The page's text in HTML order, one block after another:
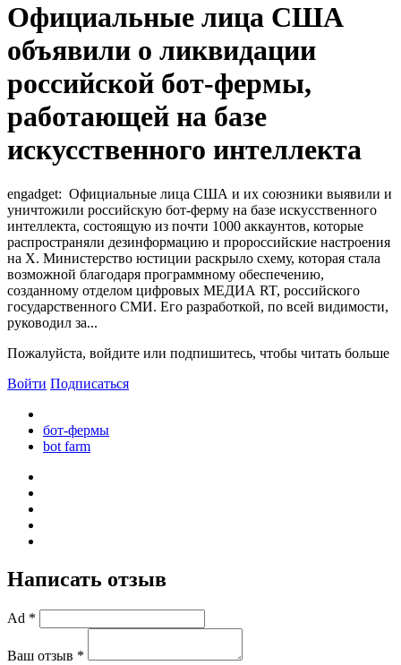
Официальные лица США
объявили о ликвидации
российской бот-фермы,
работающей на базе
искусственного интеллекта
engadget: Официальные лица США и их союзники выявили и
уничтожили российскую бот-ферму на базе искусственного
интеллекта, состоящую из почти 1000 аккаунтов, которые
распространяли дезинформацию и пророссийские настроения
на X. Министерство юстиции раскрыло схему, которая стала
возможной благодаря программному обеспечению,
созданному отделом цифровых МЕДИА RT, российского
государственного СМИ. Его разработкой, по всей видимости,
руководил за...
Пожалуйста, войдите или подпишитесь, чтобы читать больше
Войти Подписаться
бот-фермы
bot farm
Написать отзыв
Ad *
Ваш отзыв *